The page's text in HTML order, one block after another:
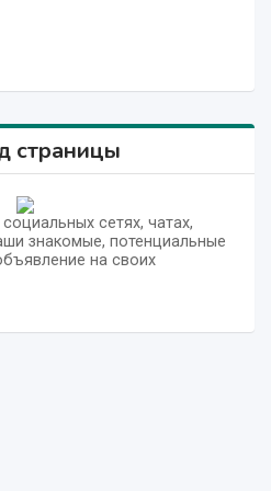
страницы
сетях, чатах,
знакомые, потенциальные
на своих